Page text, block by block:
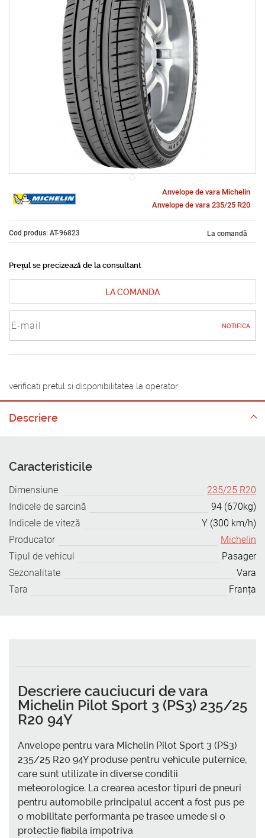
Anvelope de vara Michelin
Anvelope de vara 235/25 R20
Cod produs: AT-96823 La comandă
Prețul se precizează de la consultant
LA COMANDA
NOTIFICA
verificati pretul si disponibilitatea la operator
Descriere
Caracteristicile
Dimensiune
235/25 R20
Indicele de sarcină
94 (670kg)
Indicele de viteză
Y (300 km/h)
Producator
Michelin
Tipul de vehicul
Pasager
Sezonalitate
Vara
Tara
Franța
Descriere cauciucuri de vara
Michelin Pilot Sport 3 (PS3) 235/25
R20 94Y
Anvelope pentru vara Michelin Pilot Sport 3 (PS3)
235/25 R20 94Y produse pentru vehicule puternice,
care sunt utilizate in diverse conditii
meteorologice. La crearea acestor tipuri de pneuri
pentru automobile principalul accent a fost pus pe
o mobilitate performanta pe trasee umede si o
protectie fiabila impotriva